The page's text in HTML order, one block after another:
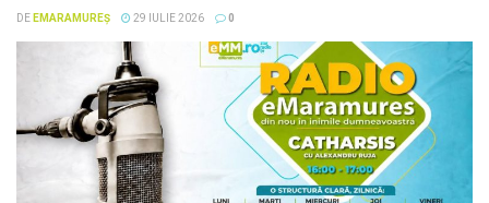
DE EMARAMUREȘ 29 IULIE 2026 0